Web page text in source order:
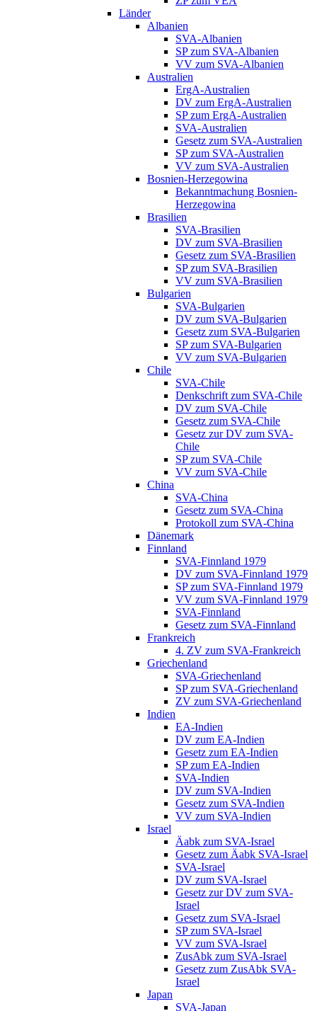
Länder
Albanien
SVA-Albanien
SP zum SVA-Albanien
VV zum SVA-Albanien
Australien
ErgA-Australien
DV zum ErgA-Australien
SP zum ErgA-Australien
SVA-Australien
Gesetz zum SVA-Australien
SP zum SVA-Australien
VV zum SVA-Australien
Bosnien-Herzegowina
Bekanntmachung Bosnien-
Herzegowina
Brasilien
SVA-Brasilien
DV zum SVA-Brasilien
Gesetz zum SVA-Brasilien
SP zum SVA-Brasilien
VV zum SVA-Brasilien
Bulgarien
SVA-Bulgarien
DV zum SVA-Bulgarien
Gesetz zum SVA-Bulgarien
SP zum SVA-Bulgarien
VV zum SVA-Bulgarien
Chile
SVA-Chile
Denkschrift zum SVA-Chile
DV zum SVA-Chile
Gesetz zum SVA-Chile
Gesetz zur DV zum SVA-
Chile
SP zum SVA-Chile
VV zum SVA-Chile
China
SVA-China
Gesetz zum SVA-China
Protokoll zum SVA-China
Dänemark
Finnland
SVA-Finnland 1979
DV zum SVA-Finnland 1979
SP zum SVA-Finnland 1979
VV zum SVA-Finnland 1979
SVA-Finnland
Gesetz zum SVA-Finnland
Frankreich
4. ZV zum SVA-Frankreich
Griechenland
SVA-Griechenland
SP zum SVA-Griechenland
ZV zum SVA-Griechenland
Indien
EA-Indien
DV zum EA-Indien
Gesetz zum EA-Indien
SP zum EA-Indien
SVA-Indien
DV zum SVA-Indien
Gesetz zum SVA-Indien
VV zum SVA-Indien
Israel
Äabk zum SVA-Israel
Gesetz zum Äabk SVA-Israel
SVA-Israel
DV zum SVA-Israel
Gesetz zur DV zum SVA-
Israel
Gesetz zum SVA-Israel
SP zum SVA-Israel
VV zum SVA-Israel
ZusAbk zum SVA-Israel
Gesetz zum ZusAbk SVA-
Israel
Japan
SVA-Japan